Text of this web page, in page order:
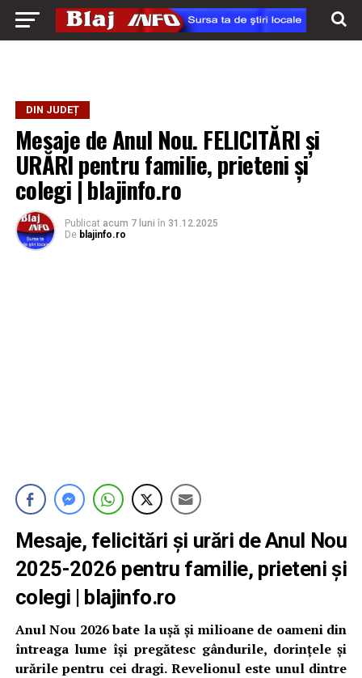
DIN JUDEȚ
Mesaje de Anul Nou. FELICITĂRI și
URĂRI pentru familie, prieteni și
colegi | blajinfo.ro
Publicat acum 7 luni în 31.12.2025
De blajinfo.ro
Mesaje, felicitări și urări de Anul Nou
2025-2026 pentru familie, prieteni și
colegi | blajinfo.ro
Anul Nou 2026 bate la ușă și milioane de oameni din
întreaga lume își pregătesc gândurile, dorințele și
urările pentru cei dragi. Revelionul este unul dintre